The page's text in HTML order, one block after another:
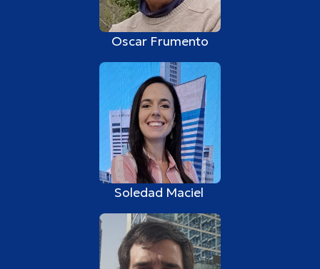
Oscar Frumento
Soledad Maciel